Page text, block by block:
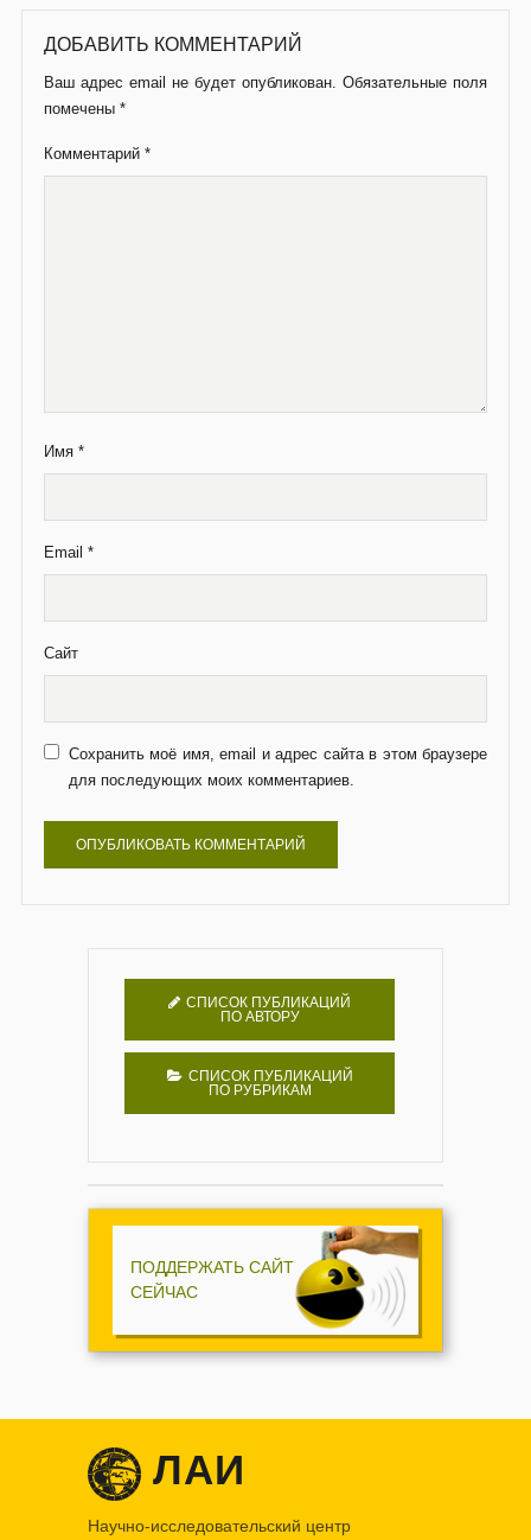
ДОБАВИТЬ КОММЕНТАРИЙ
Ваш адрес email не будет опубликован. Обязательные поля
помечены *
Комментарий *
Имя *
Email *
Сайт
Сохранить моё имя, email и адрес сайта в этом браузере
для последующих моих комментариев.
СПИСОК ПУБЛИКАЦИЙ
ПО АВТОРУ
СПИСОК ПУБЛИКАЦИЙ
ПО РУБРИКАМ
ПОДДЕРЖАТЬ САЙТ
СЕЙЧАС
ЛАИ
Научно-исследовательский центр